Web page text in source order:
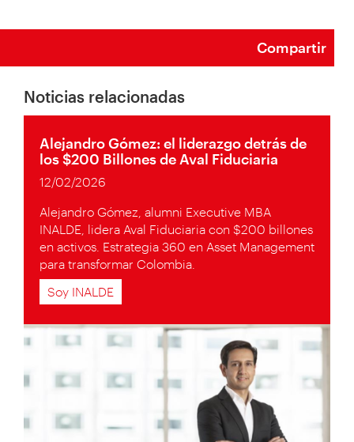
Compartir
Noticias relacionadas
Alejandro Gómez: el liderazgo detrás de
los $200 Billones de Aval Fiduciaria
12/02/2026
Alejandro Gómez, alumni Executive MBA
INALDE, lidera Aval Fiduciaria con $200 billones
en activos. Estrategia 360 en Asset Management
para transformar Colombia.
Soy INALDE